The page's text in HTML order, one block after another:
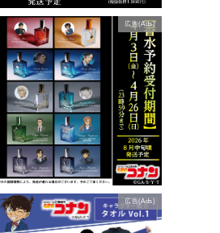
広告(Ads)
広告(Ads)